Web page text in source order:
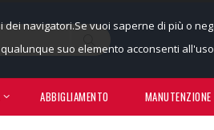
navigatori.Se vuoi saperne di più o
suo elemento acconsenti
ABBIGLIAMENTO MANUTENZIONE